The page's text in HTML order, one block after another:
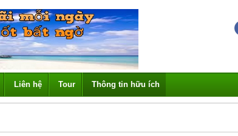
Liên hệ Tour Thông tin hữu ích